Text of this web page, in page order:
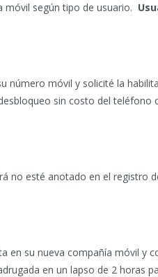
móvil según tipo de usuario.
número móvil y solicité la
sin costo del teléfono
no esté anotado en el registro
en su nueva compañía móvil y
en un lapso de 2 horas